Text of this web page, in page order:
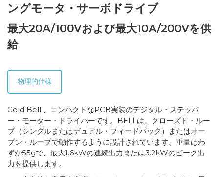
ングモータ・サーボドライブ
最大20A/100Vおよび最大10A/200Vを供
給
物理的仕様
Gold Bell 、コンパクトなPCB実装のデジタル・ステッパ
ー・モーター・ドライバーです。BELLは、クローズド・ルー
プ（シングルまたはデュアル・フィードバック）またはオー
プン・ループで動作するように設計されています。重量はわ
ずか55gで、最大1.6kWの連続出力または3.2kWのピーク出
力を提供します。